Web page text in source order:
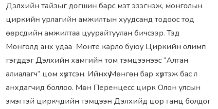
Дэлхийн тайзыг догшин барс мэт эзэгнэж, монголын
циркийн урлагийн амжилтын хуудсанд тодоос тод
өөрсдийн амжилтаа цуурайтуулан бичсээр. Тэд
Монголд анх удаа Монте карло буюу Циркийн олимп
гэгддэг Дэлхийн хамгийн том тэмцээнээс “Алтан
алиалагч” цом хүртсэн. Ийнхүү Мөнгөн бар хүртэж бас л
анхдагчид боллоо. Мөн Перенцесс цирк Олон улсын
эмэгтэй циркчдийн тэмцээн Дэлхийд цор ганц болдог